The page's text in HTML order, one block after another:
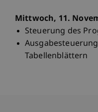
Mittwoch, 11.
Steuerung des
Tabellenblättern